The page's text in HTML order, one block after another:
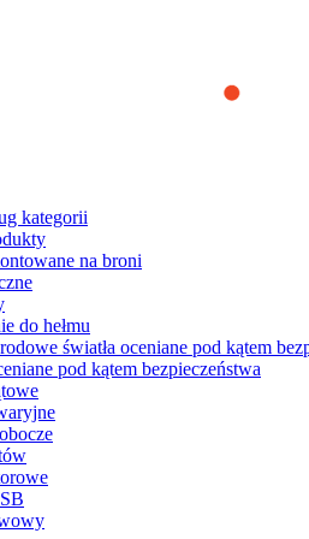
we provide you the best experience
more or to find out how you can
kategorii
na broni
do hełmu
światła oceniane pod kątem
pod kątem bezpieczeństwa